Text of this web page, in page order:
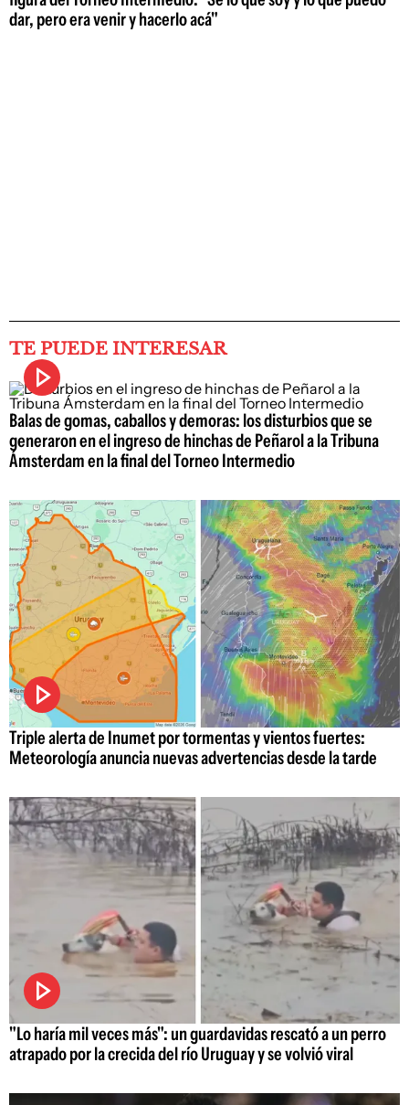
dar, pero era venir y hacerlo acá"
TE PUEDE INTERESAR
Balas de gomas, caballos y demoras: los disturbios que se
generaron en el ingreso de hinchas de Peñarol a la Tribuna
Ámsterdam en la final del Torneo Intermedio
Triple alerta de Inumet por tormentas y vientos fuertes:
Meteorología anuncia nuevas advertencias desde la tarde
"Lo haría mil veces más": un guardavidas rescató a un perro
atrapado por la crecida del río Uruguay y se volvió viral